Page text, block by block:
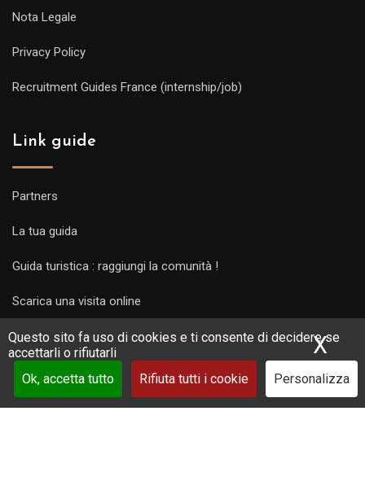
Questo sito fa uso di cookies e ti consente di decidere se
accettarli o rifiutarli
Ok, accetta tutto
Rifiuta tutti i cookie Personalizza
X
Nota Legale
Privacy Policy
Recruitment Guides France (internship/job)
Link guide
Partners
La tua guida
Guida turistica : raggiungi la comunità !
Scarica una visita online